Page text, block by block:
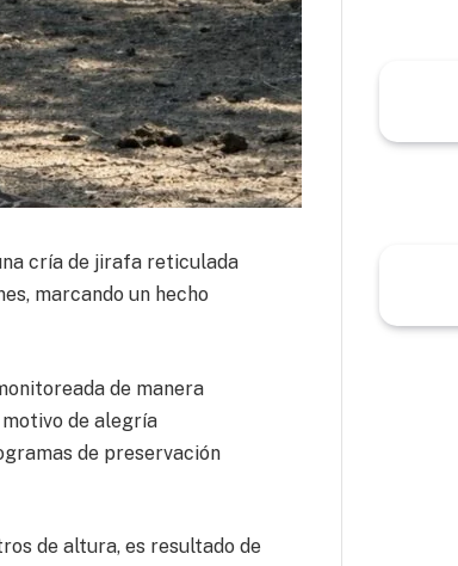
cría de jirafa reticulada
marcando un hecho
de manera
de alegría
de preservación
de altura, es resultado de